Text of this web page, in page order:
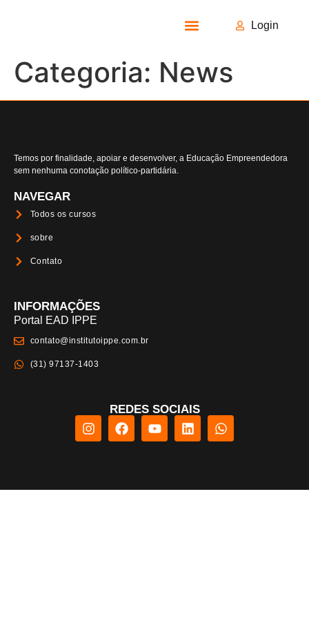
Login
Categoria: News
Temos por finalidade, apoiar e desenvolver, a Educação Empreendedora
sem nenhuma conotação político-partidária.
NAVEGAR
Todos os cursos
sobre
Contato
INFORMAÇÕES
Portal EAD IPPE
contato@institutoippe.com.br
(31) 97137-1403
REDES SOCIAIS